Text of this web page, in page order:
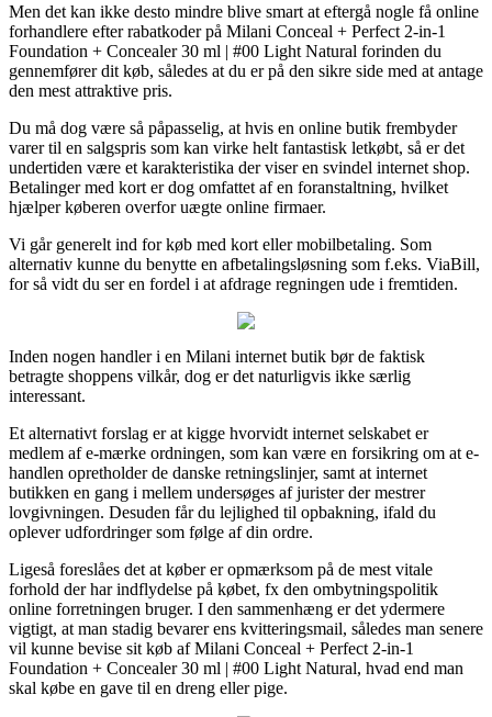
Men det kan ikke desto mindre blive smart at eftergå nogle få online
forhandlere efter rabatkoder på Milani Conceal + Perfect 2-in-1
Foundation + Concealer 30 ml | #00 Light Natural forinden du
gennemfører dit køb, således at du er på den sikre side med at antage
den mest attraktive pris.
Du må dog være så påpasselig, at hvis en online butik frembyder
varer til en salgspris som kan virke helt fantastisk letkøbt, så er det
undertiden være et karakteristika der viser en svindel internet shop.
Betalinger med kort er dog omfattet af en foranstaltning, hvilket
hjælper køberen overfor uægte online firmaer.
Vi går generelt ind for køb med kort eller mobilbetaling. Som
alternativ kunne du benytte en afbetalingsløsning som f.eks. ViaBill,
for så vidt du ser en fordel i at afdrage regningen ude i fremtiden.
Inden nogen handler i en Milani internet butik bør de faktisk
betragte shoppens vilkår, dog er det naturligvis ikke særlig
interessant.
Et alternativt forslag er at kigge hvorvidt internet selskabet er
medlem af e-mærke ordningen, som kan være en forsikring om at e-
handlen opretholder de danske retningslinjer, samt at internet
butikken en gang i mellem undersøges af jurister der mestrer
lovgivningen. Desuden får du lejlighed til opbakning, ifald du
oplever udfordringer som følge af din ordre.
Ligeså foreslåes det at køber er opmærksom på de mest vitale
forhold der har indflydelse på købet, fx den ombytningspolitik
online forretningen bruger. I den sammenhæng er det ydermere
vigtigt, at man stadig bevarer ens kvitteringsmail, således man senere
vil kunne bevise sit køb af Milani Conceal + Perfect 2-in-1
Foundation + Concealer 30 ml | #00 Light Natural, hvad end man
skal købe en gave til en dreng eller pige.